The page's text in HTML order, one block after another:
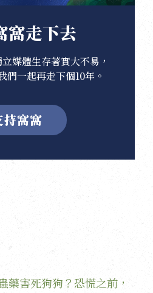
窩走下去
媒體生存著實大不易，
們一起再走下個10年。
持窩窩
藥害死狗狗？恐慌之前，